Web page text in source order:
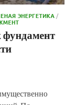
ЭНЕРГЕТИКА /
фундамент